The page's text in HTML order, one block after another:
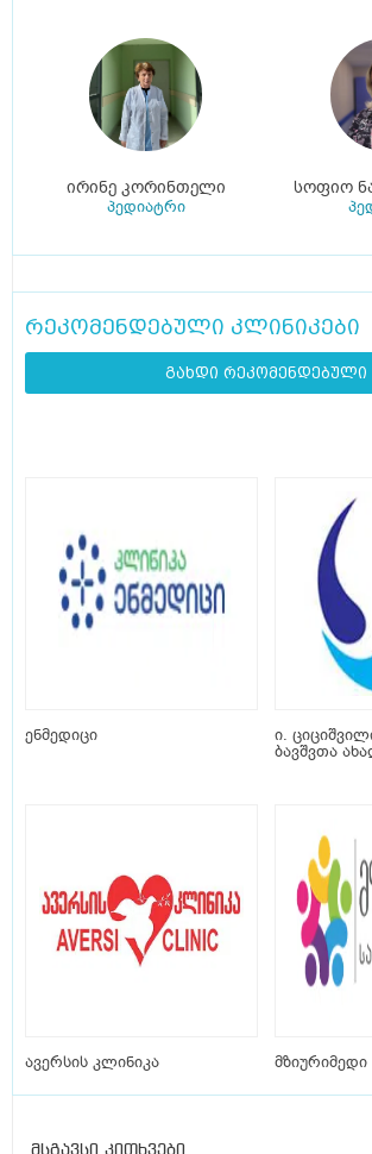
ირინე კორინთელი
პედიატრი
სოფიო
რეკომენდებული კლინიკები
გახდი რეკომენდებული
ენმედიცი
ი.
ბავშვთა
ავერსის კლინიკა მზიურიმედი
მსგავსი კითხვები